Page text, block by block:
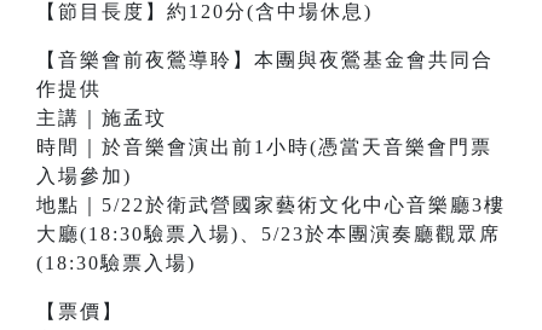
【節目長度】約120分(含中場休息)
【音樂會前夜鶯導聆】本團與夜鶯基金會共同合
作提供
主講｜施孟玟
時間｜於音樂會演出前1小時(憑當天音樂會門票
入場參加)
地點｜5/22於衛武營國家藝術文化中心音樂廳3樓
大廳(18:30驗票入場)、5/23於本團演奏廳觀眾席
(18:30驗票入場)
【票價】